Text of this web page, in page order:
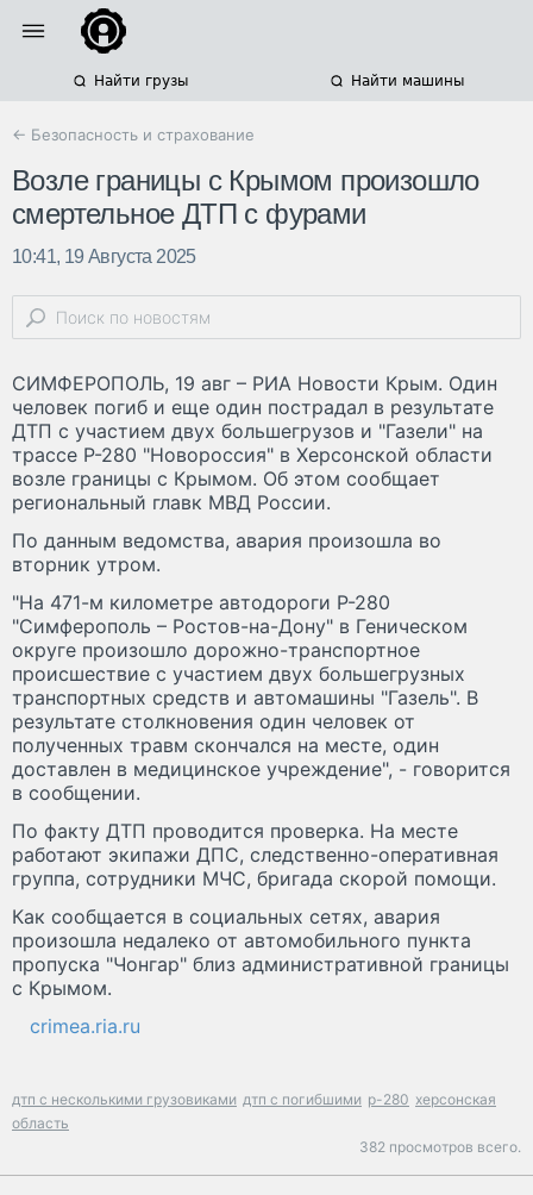
Найти грузы Найти машины
← Безопасность и страхование
Возле границы с Крымом произошло
смертельное ДТП с фурами
10:41, 19 Августа 2025
СИМФЕРОПОЛЬ, 19 авг – РИА Новости Крым. Один
человек погиб и еще один пострадал в результате
ДТП с участием двух большегрузов и "Газели" на
трассе Р-280 "Новороссия" в Херсонской области
возле границы с Крымом. Об этом сообщает
региональный главк МВД России.
По данным ведомства, авария произошла во
вторник утром.
"На 471-м километре автодороги Р-280
"Симферополь – Ростов-на-Дону" в Геническом
округе произошло дорожно-транспортное
происшествие с участием двух большегрузных
транспортных средств и автомашины "Газель". В
результате столкновения один человек от
полученных травм скончался на месте, один
доставлен в медицинское учреждение", - говорится
в сообщении.
По факту ДТП проводится проверка. На месте
работают экипажи ДПС, следственно-оперативная
группа, сотрудники МЧС, бригада скорой помощи.
Как сообщается в социальных сетях, авария
произошла недалеко от автомобильного пункта
пропуска "Чонгар" близ административной границы
с Крымом.
crimea.ria.ru
дтп с несколькими грузовиками дтп с погибшими р-280 херсонская
область
382 просмотров всего.